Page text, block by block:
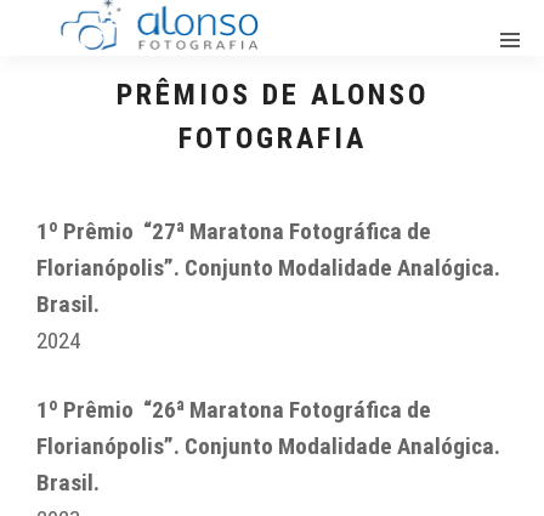
PRÊMIOS DE ALONSO
FOTOGRAFIA
1º Prêmio “27ª Maratona Fotográfica de
Florianópolis”​. Conjunto Modalidade Analógica.
Brasil.
2024
1º Prêmio “26ª Maratona Fotográfica de
Florianópolis”​. Conjunto Modalidade Analógica.
Brasil.